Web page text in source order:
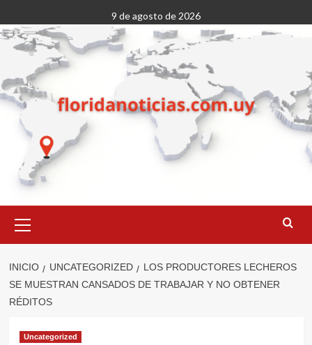
al
contenido
9 de agosto de 2026
primario
INICIO UNCATEGORIZED
LOS PRODUCTORES LECHEROS
SE MUESTRAN CANSADOS DE TRABAJAR Y NO OBTENER
RÉDITOS
Uncategorized